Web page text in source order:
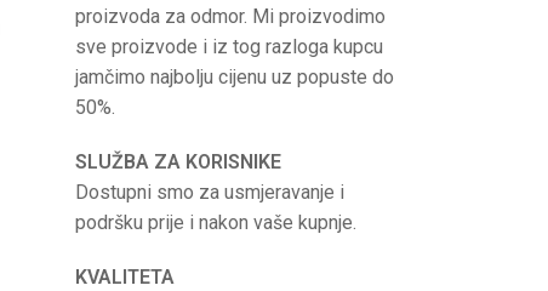
proizvoda za odmor. Mi proizvodimo
sve proizvode i iz tog razloga kupcu
jamčimo najbolju cijenu uz popuste do
50%.
SLUŽBA ZA KORISNIKE
Dostupni smo za usmjeravanje i
podršku prije i nakon vaše kupnje.
KVALITETA